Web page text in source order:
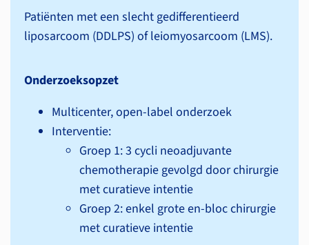
Patiënten met een slecht gedifferentieerd
liposarcoom (DDLPS) of leiomyosarcoom (LMS).
Onderzoeksopzet
Multicenter, open-label onderzoek
Interventie:
Groep 1: 3 cycli neoadjuvante
chemotherapie gevolgd door chirurgie
met curatieve intentie
Groep 2: enkel grote en-bloc chirurgie
met curatieve intentie